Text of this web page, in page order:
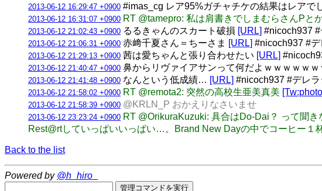
2013-06-12 16:29:47 +0900 #imas_cg レア95%ガチャチケの結果はレアで
2013-06-12 16:31:07 +0900 RT @tamepro: 私は肩書きでしまむらさんPと
2013-06-12 21:02:43 +0900 るるきゃんのスカート破損 [URL] #nicoch937
2013-06-12 21:06:31 +0900 赤﨑千夏さん＝ちーさま [URL] #nicoch937 #デ
2013-06-12 21:29:13 +0900 茜は愛ちゃんと張り合わせたい [URL]
2013-06-12 21:40:47 +0900 鼻からリヴァイアサンって何だよｗｗｗｗｗｗ
2013-06-12 21:41:48 +0900 なんという低成績… [URL] #nicoch937 #デレラ
2013-06-12 21:58:02 +0900 RT @remota2: 突然の高校生亜美真美
2013-06-12 21:58:39 +0900 @KRLN_P おかえりなさいませ
2013-06-12 23:23:24 +0900 RT @OrikuraKuzuki: 具合はDo-Dai？ って聞
Rest@rtしていっぱいいっぱい…。Brand New Dayの中でコーヒー１
Back to the list
Powered by @h_hiro_